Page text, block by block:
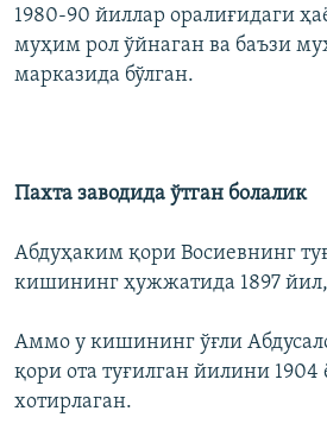
1980-90 йиллар оралиғидаги
муҳим рол ўйнаган ва баъзи
марказида бўлган.
Пахта заводида ўтган болалик
Абдуҳаким қори Восиевнинг
кишининг ҳужжатида 1897 йил,
Аммо у кишининг ўғли
қори ота туғилган йилини 1904
хотирлаган.